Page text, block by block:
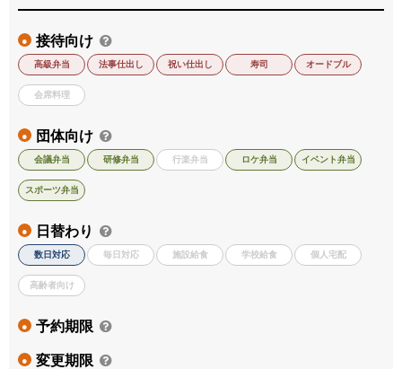
● 接待向け
高級弁当 法事仕出し 祝い仕出し 寿司 オードブル
会席料理
● 団体向け
会議弁当 研修弁当 行楽弁当 ロケ弁当 イベント弁当
スポーツ弁当
● 日替わり
数日対応 毎日対応 施設給食 学校給食 個人宅配
高齢者向け
● 予約期限
● 変更期限